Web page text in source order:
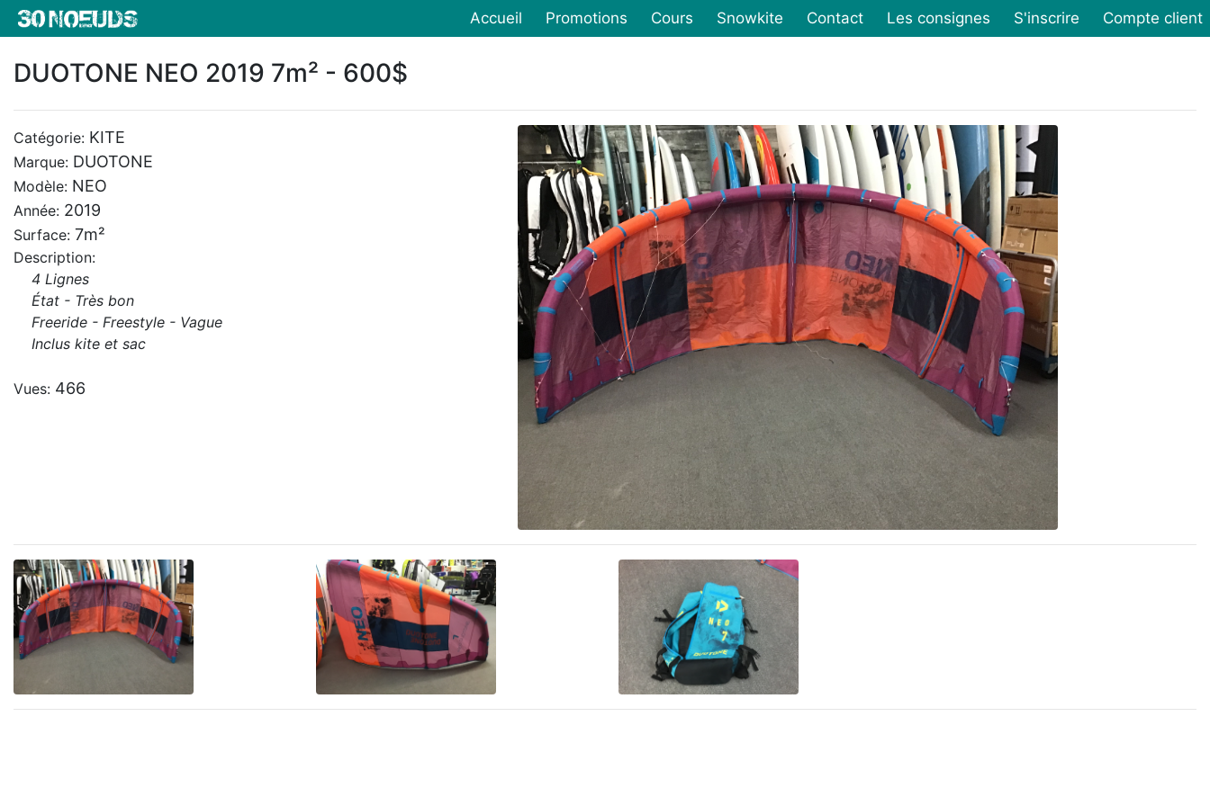
Accueil Promotions Cours Snowkite Contact Les consignes S'inscrire Compte client
DUOTONE NEO 2019 7m² - 600$
Catégorie: KITE
Marque: DUOTONE
Modèle: NEO
Année: 2019
Surface: 7m²
Description:
4 Lignes
État - Très bon
Freeride - Freestyle - Vague
Inclus kite et sac
Vues: 466